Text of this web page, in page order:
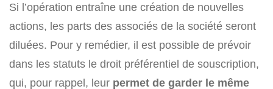
Si l’opération entraîne une création de nouvelles
actions, les parts des associés de la société seront
diluées. Pour y remédier, il est possible de prévoir
dans les statuts le droit préférentiel de souscription,
qui, pour rappel, leur permet de garder le même